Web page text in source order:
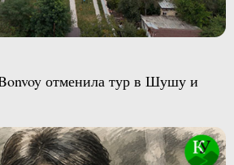
отменила тур в Шушу и